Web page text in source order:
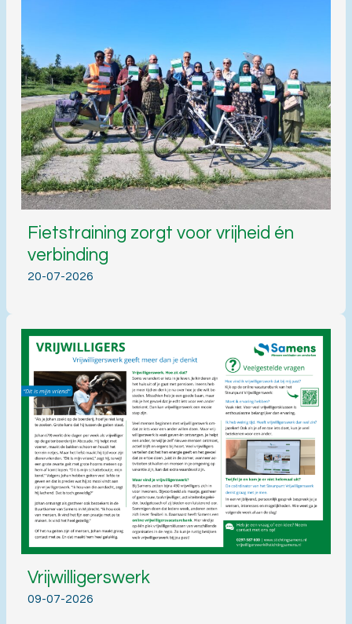
Fietstraining zorgt voor vrijheid én
verbinding
20-07-2026
Vrijwilligerswerk
09-07-2026